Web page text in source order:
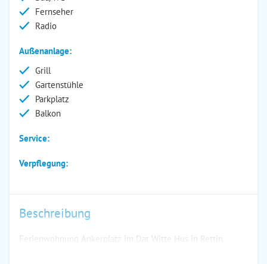
Fernseher
Radio
Außenanlage:
Grill
Gartenstühle
Parkplatz
Balkon
Service:
Verpflegung:
Beschreibung
Ferienwohnung Ankerplatz im Dat Witte Hus in Rettin